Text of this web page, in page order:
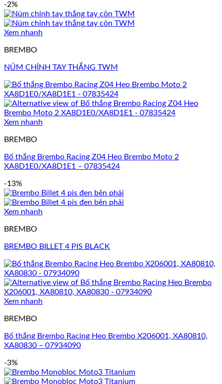
-2%
Xem nhanh
BREMBO
NÚM CHỈNH TAY THẮNG TWM
Xem nhanh
BREMBO
Bố thắng Brembo Racing Z04 Heo Brembo Moto 2
XA8D1E0/XA8D1E1 – 07835424
-13%
Xem nhanh
BREMBO
BREMBO BILLET 4 PIS BLACK
Xem nhanh
BREMBO
Bố thắng Brembo Racing Heo Brembo X206001, XA80810,
XA80830 – 07934090
-3%